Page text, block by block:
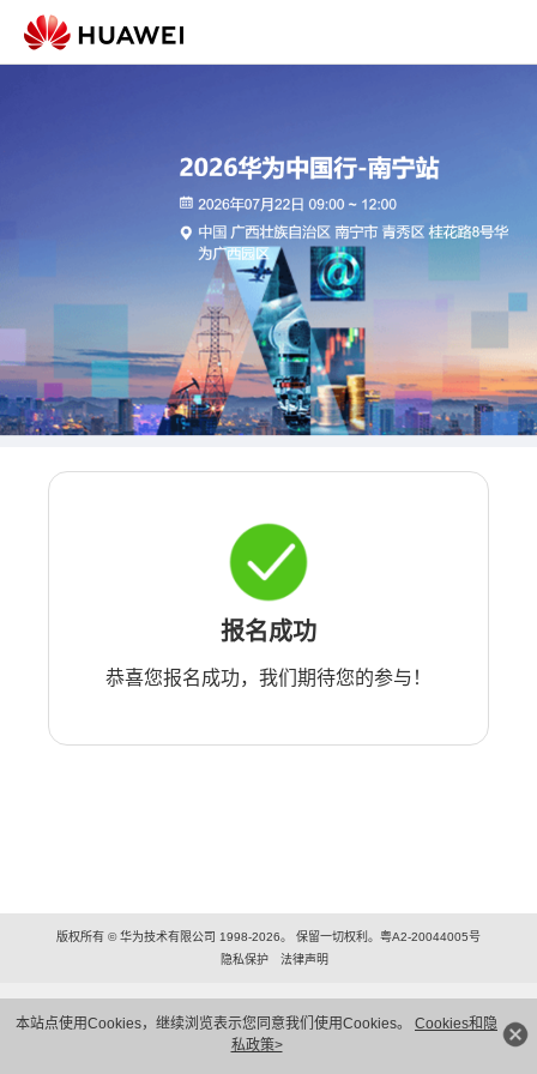
本站点使用Cookies，继续浏览表示您同意我们使用Cookies。 Cookies和隐
私政策>
报名成功
恭喜您报名成功，我们期待您的参与！
版权所有 © 华为技术有限公司 1998-2026。 保留一切权利。粤A2-20044005号
隐私保护
法律声明